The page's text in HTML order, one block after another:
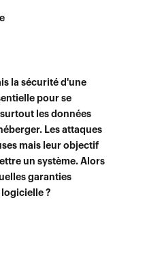
la sécurité d'une
pour se
les données
Les attaques
mais leur objectif
un système. Alors
garanties
?